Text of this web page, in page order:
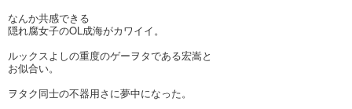
なんか共感できる
隠れ腐女子のOL成海がカワイイ。
ルックスよしの重度のゲーヲタである宏嵩と
お似合い。
ヲタク同士の不器用さに夢中になった。